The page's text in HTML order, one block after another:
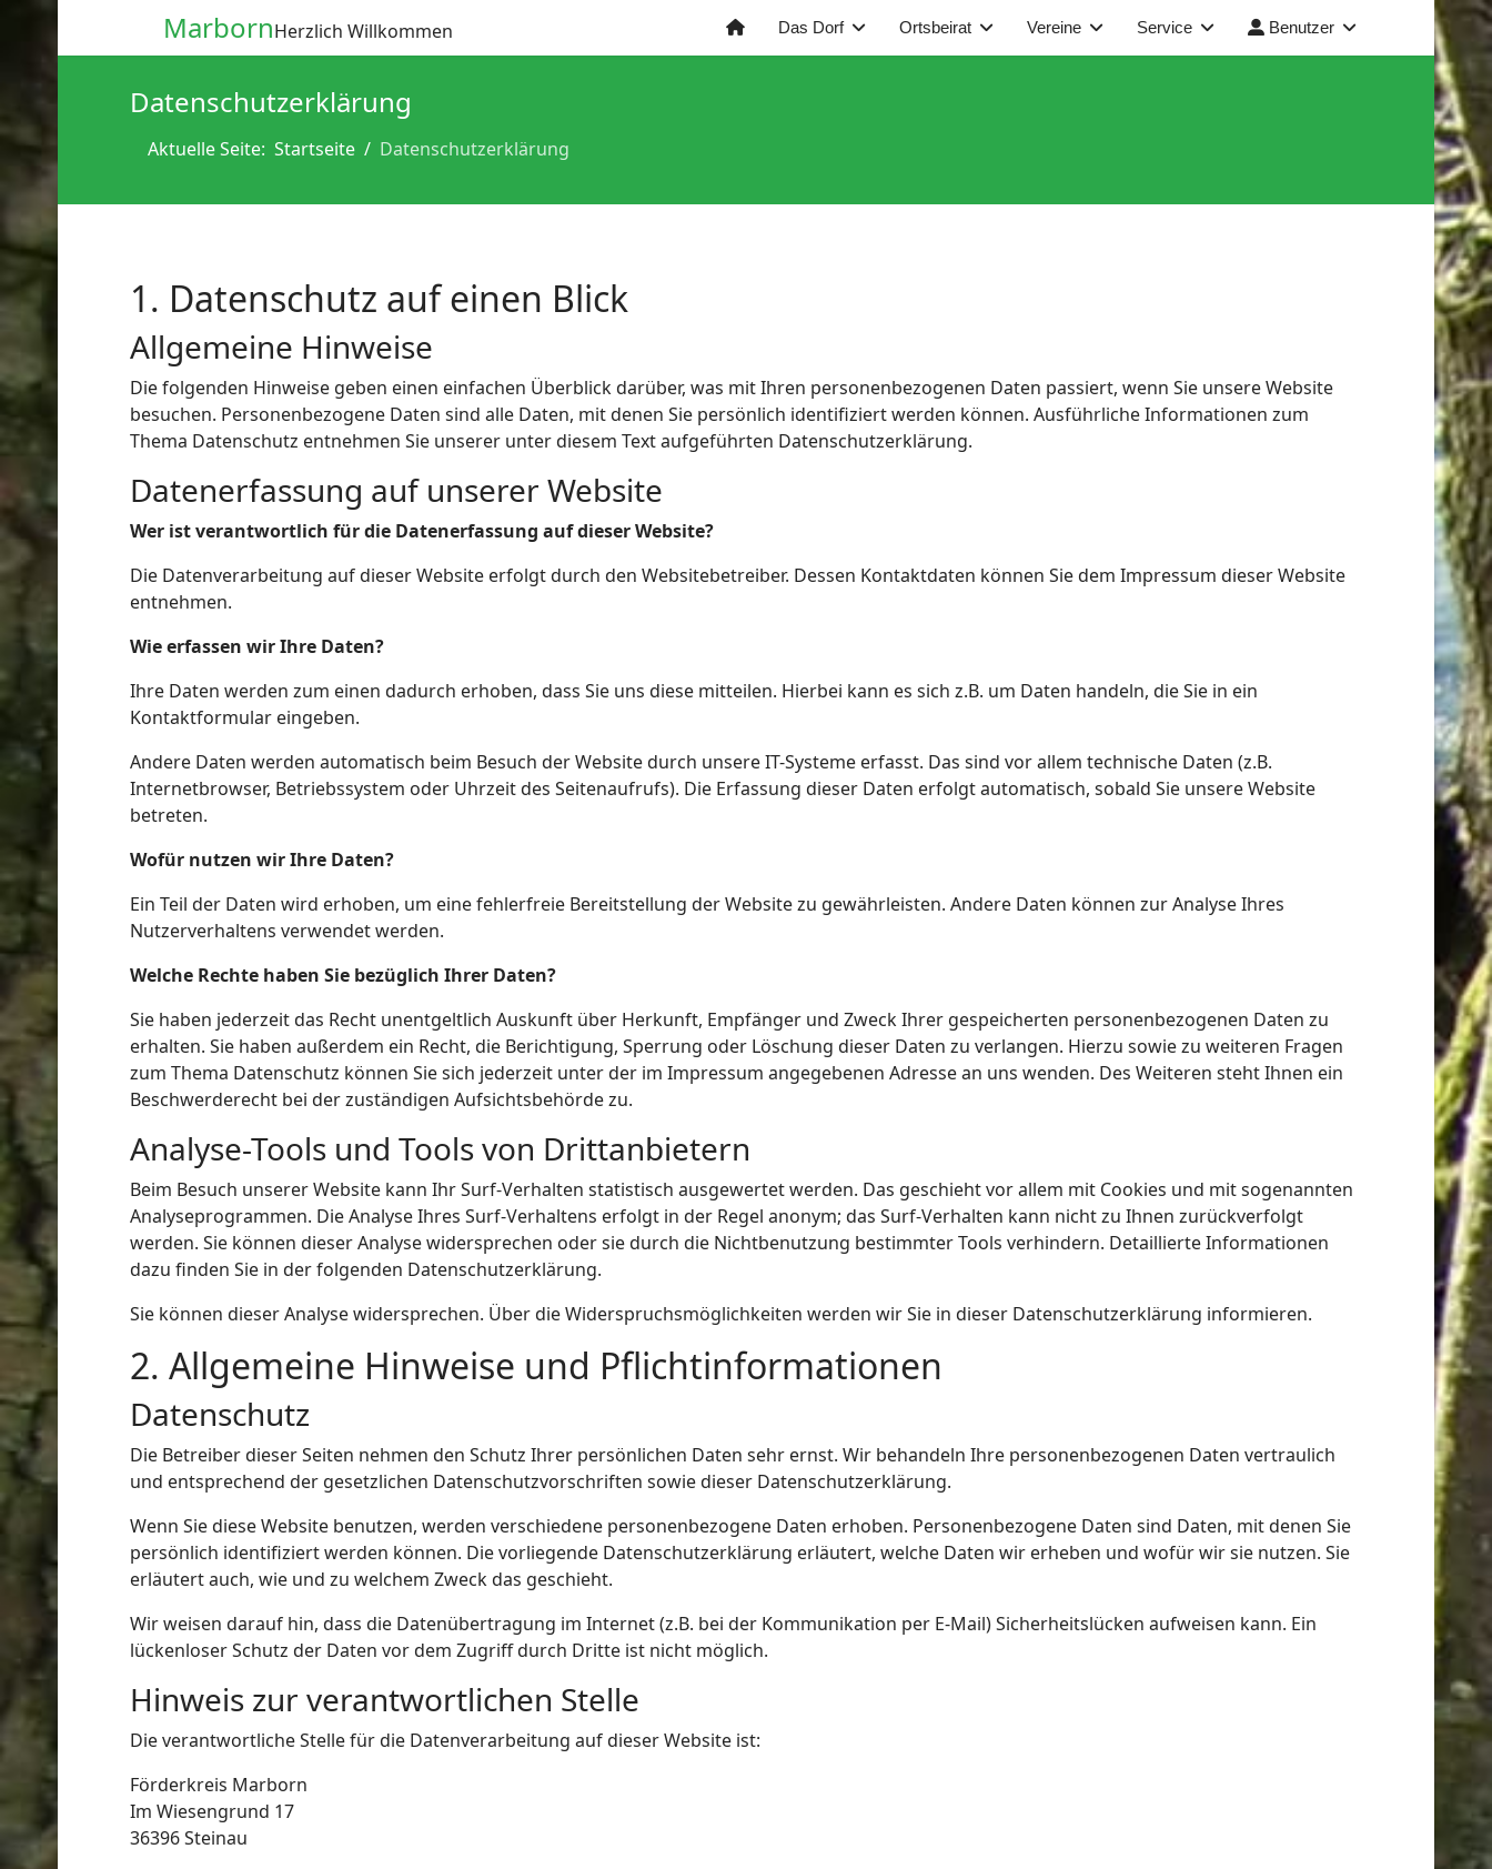
MarbornHerzlich Willkommen Das Dorf Ortsbeirat Vereine Service Benutzer
Datenschutzerklärung
Aktuelle Seite: Startseite Datenschutzerklärung
1. Datenschutz auf einen Blick
Allgemeine Hinweise
Die folgenden Hinweise geben einen einfachen Überblick darüber, was mit Ihren personenbezogenen Daten passiert, wenn Sie unsere Website
besuchen. Personenbezogene Daten sind alle Daten, mit denen Sie persönlich identifiziert werden können. Ausführliche Informationen zum
Thema Datenschutz entnehmen Sie unserer unter diesem Text aufgeführten Datenschutzerklärung.
Datenerfassung auf unserer Website
Wer ist verantwortlich für die Datenerfassung auf dieser Website?
Die Datenverarbeitung auf dieser Website erfolgt durch den Websitebetreiber. Dessen Kontaktdaten können Sie dem Impressum dieser Website
entnehmen.
Wie erfassen wir Ihre Daten?
Ihre Daten werden zum einen dadurch erhoben, dass Sie uns diese mitteilen. Hierbei kann es sich z.B. um Daten handeln, die Sie in ein
Kontaktformular eingeben.
Andere Daten werden automatisch beim Besuch der Website durch unsere IT-Systeme erfasst. Das sind vor allem technische Daten (z.B.
Internetbrowser, Betriebssystem oder Uhrzeit des Seitenaufrufs). Die Erfassung dieser Daten erfolgt automatisch, sobald Sie unsere Website
betreten.
Wofür nutzen wir Ihre Daten?
Ein Teil der Daten wird erhoben, um eine fehlerfreie Bereitstellung der Website zu gewährleisten. Andere Daten können zur Analyse Ihres
Nutzerverhaltens verwendet werden.
Welche Rechte haben Sie bezüglich Ihrer Daten?
Sie haben jederzeit das Recht unentgeltlich Auskunft über Herkunft, Empfänger und Zweck Ihrer gespeicherten personenbezogenen Daten zu
erhalten. Sie haben außerdem ein Recht, die Berichtigung, Sperrung oder Löschung dieser Daten zu verlangen. Hierzu sowie zu weiteren Fragen
zum Thema Datenschutz können Sie sich jederzeit unter der im Impressum angegebenen Adresse an uns wenden. Des Weiteren steht Ihnen ein
Beschwerderecht bei der zuständigen Aufsichtsbehörde zu.
Analyse-Tools und Tools von Drittanbietern
Beim Besuch unserer Website kann Ihr Surf-Verhalten statistisch ausgewertet werden. Das geschieht vor allem mit Cookies und mit sogenannten
Analyseprogrammen. Die Analyse Ihres Surf-Verhaltens erfolgt in der Regel anonym; das Surf-Verhalten kann nicht zu Ihnen zurückverfolgt
werden. Sie können dieser Analyse widersprechen oder sie durch die Nichtbenutzung bestimmter Tools verhindern. Detaillierte Informationen
dazu finden Sie in der folgenden Datenschutzerklärung.
Sie können dieser Analyse widersprechen. Über die Widerspruchsmöglichkeiten werden wir Sie in dieser Datenschutzerklärung informieren.
2. Allgemeine Hinweise und Pflichtinformationen
Datenschutz
Die Betreiber dieser Seiten nehmen den Schutz Ihrer persönlichen Daten sehr ernst. Wir behandeln Ihre personenbezogenen Daten vertraulich
und entsprechend der gesetzlichen Datenschutzvorschriften sowie dieser Datenschutzerklärung.
Wenn Sie diese Website benutzen, werden verschiedene personenbezogene Daten erhoben. Personenbezogene Daten sind Daten, mit denen Sie
persönlich identifiziert werden können. Die vorliegende Datenschutzerklärung erläutert, welche Daten wir erheben und wofür wir sie nutzen. Sie
erläutert auch, wie und zu welchem Zweck das geschieht.
Wir weisen darauf hin, dass die Datenübertragung im Internet (z.B. bei der Kommunikation per E-Mail) Sicherheitslücken aufweisen kann. Ein
lückenloser Schutz der Daten vor dem Zugriff durch Dritte ist nicht möglich.
Hinweis zur verantwortlichen Stelle
Die verantwortliche Stelle für die Datenverarbeitung auf dieser Website ist:
Förderkreis Marborn
Im Wiesengrund 17
36396 Steinau
anzeigen